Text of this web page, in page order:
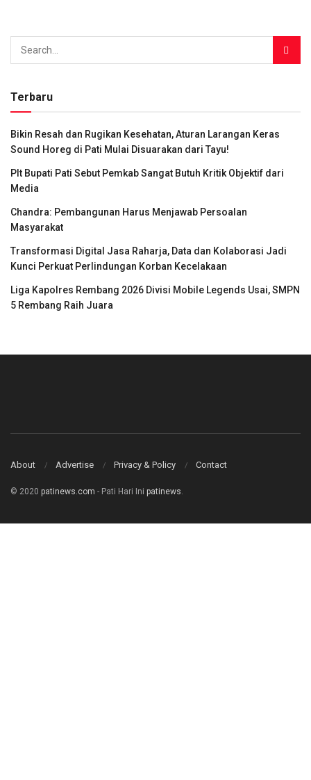
Terbaru
Bikin Resah dan Rugikan Kesehatan, Aturan Larangan Keras
Sound Horeg di Pati Mulai Disuarakan dari Tayu!
Plt Bupati Pati Sebut Pemkab Sangat Butuh Kritik Objektif dari
Media
Chandra: Pembangunan Harus Menjawab Persoalan
Masyarakat
Transformasi Digital Jasa Raharja, Data dan Kolaborasi Jadi
Kunci Perkuat Perlindungan Korban Kecelakaan
Liga Kapolres Rembang 2026 Divisi Mobile Legends Usai, SMPN
5 Rembang Raih Juara
About Advertise Privacy & Policy Contact
© 2020 patinews.com - Pati Hari Ini patinews.